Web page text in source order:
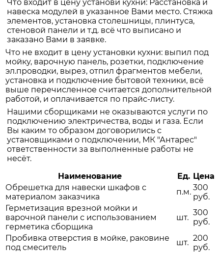
Что входит в цену установи кухни: Расстановка и
навеска модулей в указанное Вами место. Стяжка
элементов, установка столешницы, плинтуса,
стеновой панели и т.д. всё что выписано и
заказано Вами в заявке.
Что не входит в цену установки кухни: выпил под
мойку, варочную панель, розетки, подключение
эл.проводки, вырез, отпил фрагментов мебели,
установка и подключение бытовой техники, всё
выше перечисленное считается дополнительной
работой, и оплачивается по прайс-листу.
Нашими сборщиками не оказываются услуги по
подключению электричества, воды и газа. Если
Вы каким то образом договорились с
установщиками о подключении, МК "Антарес"
ответственности за выполненные работы не
несёт.
Наименование
Ед. Цена
Обрешетка для навески шкафов с
материалом заказчика
п.м. 300
руб.
Герметизация врезной мойки и
варочной панели с использованием
герметика сборщика
шт.
300
руб.
Пробивка отверстия в мойке, раковине
под смеситель
шт. 200
руб.